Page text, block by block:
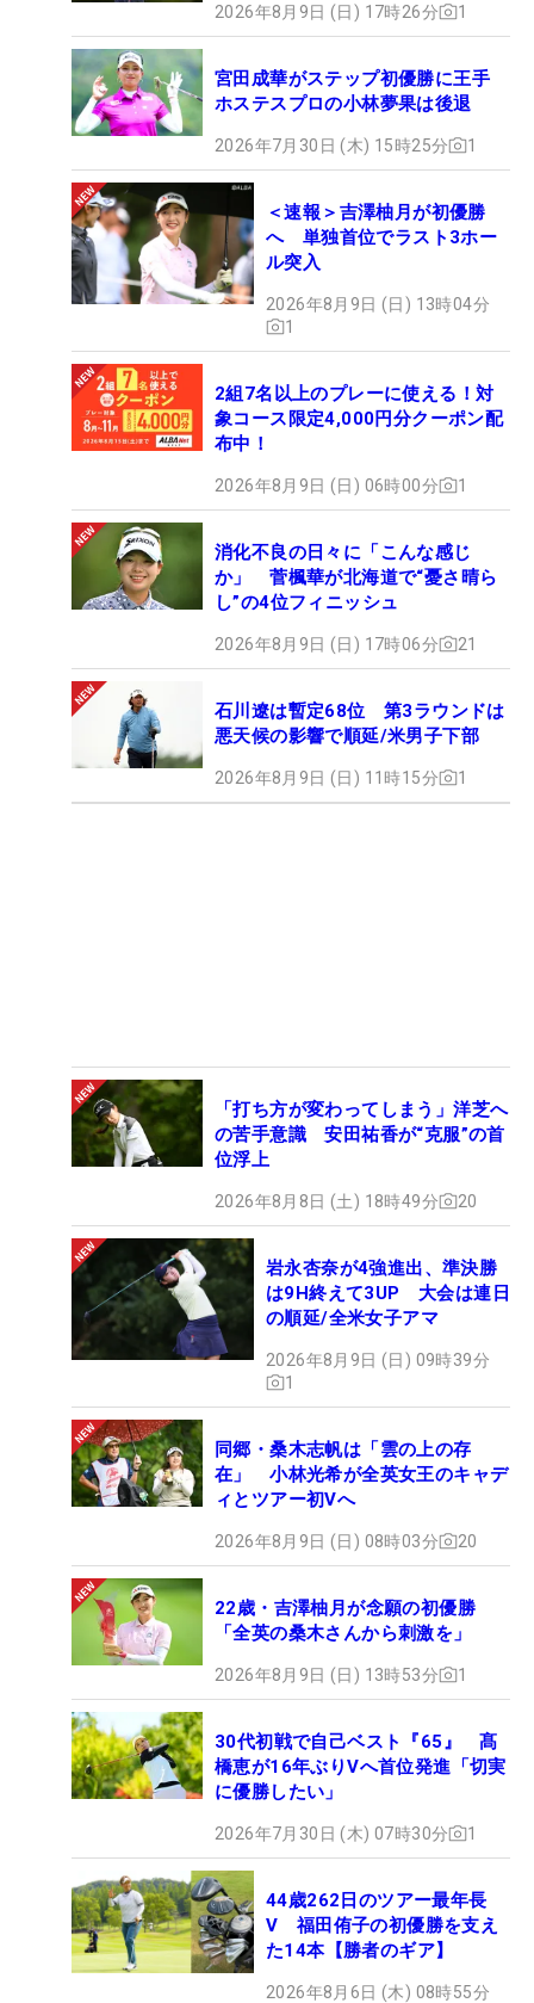
2026年8月9日 (日) 17時26分 1
宮田成華がステップ初優勝に王手
ホステスプロの小林夢果は後退
2026年7月30日 (木) 15時25分 1
＜速報＞吉澤柚月が初優勝
へ 単独首位でラスト3ホー
ル突入
2026年8月9日 (日) 13時04分
1
2組7名以上のプレーに使える！対
象コース限定4,000円分クーポン配
布中！
2026年8月9日 (日) 06時00分 1
消化不良の日々に「こんな感じ
か」 菅楓華が北海道で“憂さ晴ら
し”の4位フィニッシュ
2026年8月9日 (日) 17時06分 21
石川遼は暫定68位 第3ラウンドは
悪天候の影響で順延/米男子下部
2026年8月9日 (日) 11時15分 1
「打ち方が変わってしまう」洋芝へ
の苦手意識 安田祐香が“克服”の首
位浮上
2026年8月8日 (土) 18時49分 20
岩永杏奈が4強進出、準決勝
は9H終えて3UP 大会は連日
の順延/全米女子アマ
2026年8月9日 (日) 09時39分
1
同郷・桑木志帆は「雲の上の存
在」 小林光希が全英女王のキャデ
ィとツアー初Vへ
2026年8月9日 (日) 08時03分 20
22歳・吉澤柚月が念願の初優勝
「全英の桑木さんから刺激を」
2026年8月9日 (日) 13時53分 1
30代初戦で自己ベスト『65』 髙
橋恵が16年ぶりVへ首位発進「切実
に優勝したい」
2026年7月30日 (木) 07時30分 1
44歳262日のツアー最年長
V 福田侑子の初優勝を支え
た14本【勝者のギア】
2026年8月6日 (木) 08時55分